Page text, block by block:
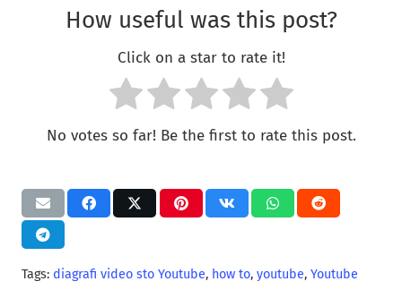
How useful was this post?
Click on a star to rate it!
No votes so far! Be the first to rate this post.
Tags: diagrafi video sto Youtube, how to, youtube, Youtube